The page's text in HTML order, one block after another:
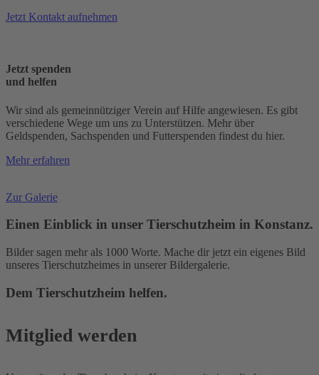
Jetzt Kontakt aufnehmen
Jetzt spenden
und helfen
Wir sind als gemeinnütziger Verein auf Hilfe angewiesen. Es gibt
verschiedene Wege um uns zu Unterstützen. Mehr über
Geldspenden, Sachspenden und Futterspenden findest du hier.
Mehr erfahren
Zur Galerie
Einen Einblick in unser Tierschutzheim in Konstanz.
Bilder sagen mehr als 1000 Worte. Mache dir jetzt ein eigenes Bild
unseres Tierschutzheimes in unserer Bildergalerie.
Dem Tierschutzheim helfen.
Mitglied werden